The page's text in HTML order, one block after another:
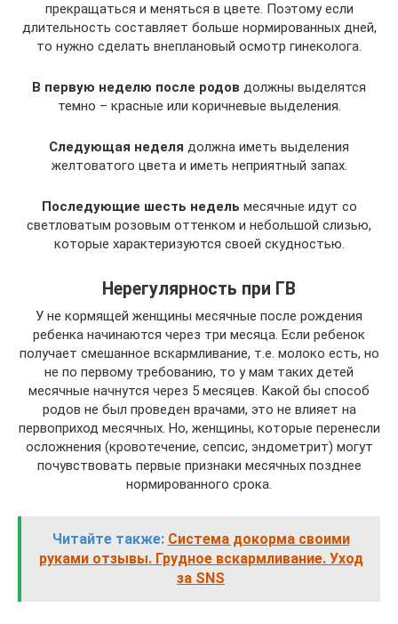
прекращаться и меняться в цвете. Поэтому если
длительность составляет больше нормированных дней,
то нужно сделать внеплановый осмотр гинеколога.
В первую неделю после родов должны выделятся
темно – красные или коричневые выделения.
Следующая неделя должна иметь выделения
желтоватого цвета и иметь неприятный запах.
Последующие шесть недель месячные идут со
светловатым розовым оттенком и небольшой слизью,
которые характеризуются своей скудностью.
Нерегулярность при ГВ
У не кормящей женщины месячные после рождения
ребенка начинаются через три месяца. Если ребенок
получает смешанное вскармливание, т.е. молоко есть, но
не по первому требованию, то у мам таких детей
месячные начнутся через 5 месяцев. Какой бы способ
родов не был проведен врачами, это не влияет на
первоприход месячных. Но, женщины, которые перенесли
осложнения (кровотечение, сепсис, эндометрит) могут
почувствовать первые признаки месячных позднее
нормированного срока.
Читайте также: Система докорма своими
руками отзывы. Грудное вскармливание. Уход
за SNS